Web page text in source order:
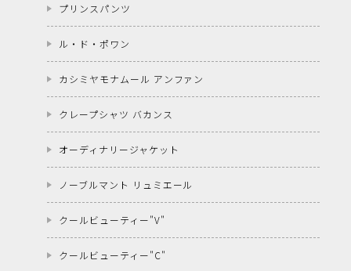
プリンスパンツ
ル・ド・ポワン
カシミヤモナムール アンファン
クレープシャツ バカンス
オーディナリージャケット
ノーブルマント リュミエール
クールビューティー"V"
クールビューティー"C"